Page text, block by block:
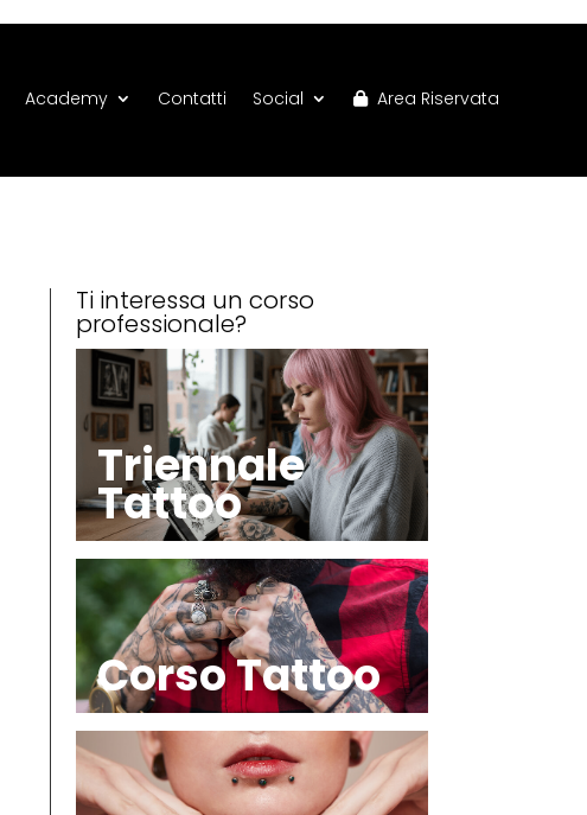
Academy Contatti Social Area Riservata
Ti interessa un corso
professionale?
Triennale
Tattoo
Corso Tattoo